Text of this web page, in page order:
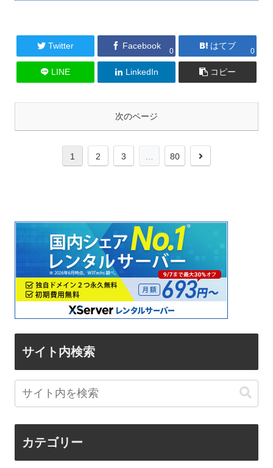
Twitter Facebook
0
はてブ
0
LINE LinkedIn コピー
次のページ
1 2 3 80
サイト内検索
カテゴリー